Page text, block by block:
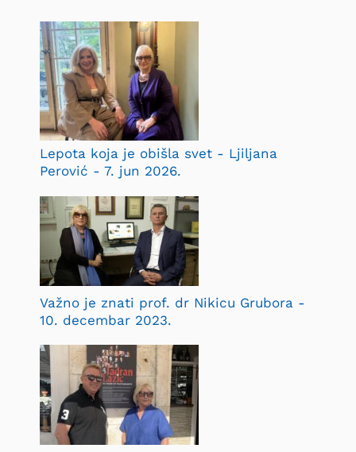
Lepota koja je obišla svet - Ljiljana
Perović - 7. jun 2026.
Važno je znati prof. dr Nikicu Grubora -
10. decembar 2023.